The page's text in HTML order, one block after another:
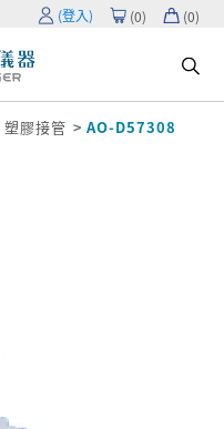
(登入) (0) (0)
塑膠接管 AO-D57308